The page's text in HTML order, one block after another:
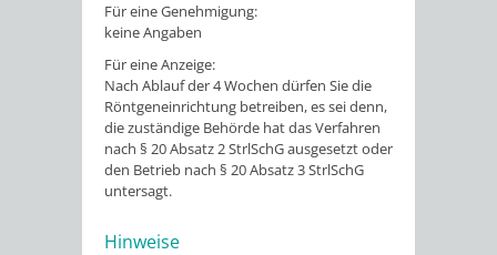
Für eine Genehmigung:
keine Angaben
Für eine Anzeige:
Nach Ablauf der 4 Wochen dürfen Sie die
Röntgeneinrichtung betreiben, es sei denn,
die zuständige Behörde hat das Verfahren
nach § 20 Absatz 2 StrlSchG ausgesetzt oder
den Betrieb nach § 20 Absatz 3 StrlSchG
untersagt.
Hinweise